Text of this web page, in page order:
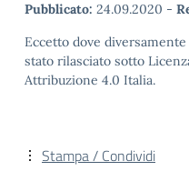
Pubblicato: 24.09.2020 -
Eccetto dove
stato rilasciato sotto
Attribuzione 4.0 Italia.
Stampa / Condividi